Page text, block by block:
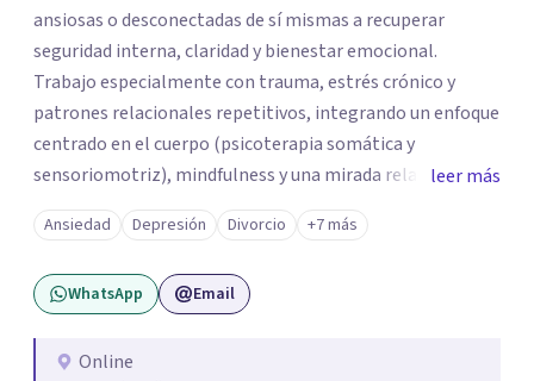
ansiosas o desconectadas de sí mismas a recuperar
seguridad interna, claridad y bienestar emocional.
Trabajo especialmente con trauma, estrés crónico y
patrones relacionales repetitivos, integrando un enfoque
centrado en el cuerpo (psicoterapia somática y
sensoriomotriz), mindfulness y una mirada relacional y
psicodinámica. En terapia te ayudo a entender lo que te
pasa sin juicio, a regular tu sistema nervioso y a
desarrollar recursos concretos para sentirte más
presente, estable y en paz contigo. También tengo
lo que me permite abordar dinámicas profundas que
leer más
Ansiedad Depresión Divorcio +7 más
WhatsApp Email
Online